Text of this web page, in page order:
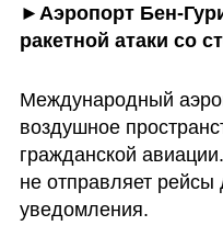
►Аэропорт Бен-
ракетной атаки со
Международный
воздушное
гражданской
не отправляет
уведомления.